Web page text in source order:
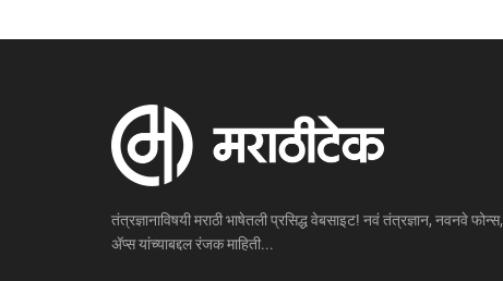
तंत्रज्ञानाविषयी मराठी भाषेतली प्रसिद्ध वेबसाइट! नवं तंत्रज्ञान, नवनवे फोन्स,
ॲप्स यांच्याबद्दल रंजक माहिती...